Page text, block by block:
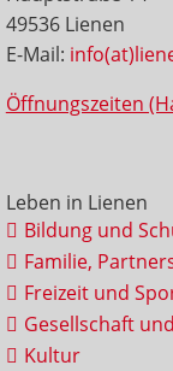
49536 Lienen
E-Mail:
Öffnungszeiten
Leben in Lienen
Bildung und
Familie,
Freizeit und
Gesellschaft
Kultur